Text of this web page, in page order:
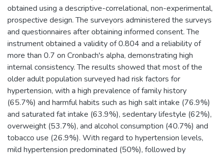
obtained using a descriptive-correlational, non-experimental,
prospective design. The surveyors administered the surveys
and questionnaires after obtaining informed consent. The
instrument obtained a validity of 0.804 and a reliability of
more than 0.7 on Cronbach's alpha, demonstrating high
internal consistency. The results showed that most of the
older adult population surveyed had risk factors for
hypertension, with a high prevalence of family history
(65.7%) and harmful habits such as high salt intake (76.9%)
and saturated fat intake (63.9%), sedentary lifestyle (62%),
overweight (53.7%), and alcohol consumption (40.7%) and
tobacco use (26.9%). With regard to hypertension levels,
mild hypertension predominated (50%), followed by